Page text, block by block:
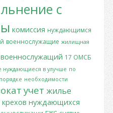
с
комиссия нуждающимся
военнослужащие жилищная
военнослужащий 17 ОМСБ
нуждающиеся в улучше по
порядке необходимости
учет жилье
нуждающихся